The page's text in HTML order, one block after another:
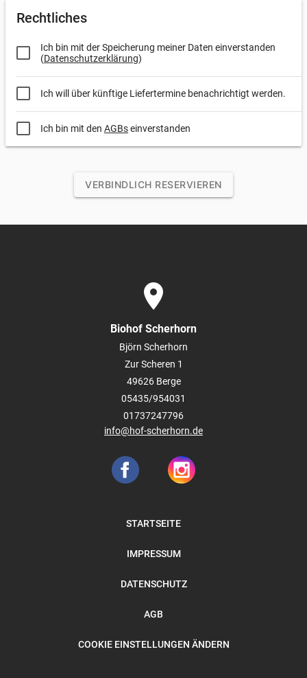
Rechtliches
Ich bin mit der Speicherung meiner Daten einverstanden
(Datenschutzerklärung)
Ich will über künftige Liefertermine benachrichtigt werden.
Ich bin mit den AGBseinverstanden
VERBINDLICH RESERVIEREN
place
Biohof Scherhorn
Björn Scherhorn
Zur Scheren 1
49626 Berge
05435/954031
01737247796
info@hof-scherhorn.de
STARTSEITE
IMPRESSUM
DATENSCHUTZ
AGB
COOKIE EINSTELLUNGEN ÄNDERN